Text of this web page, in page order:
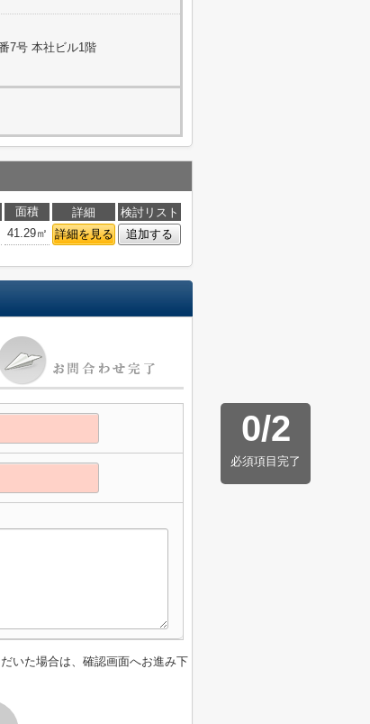
7号 本社ビル1階
面積 詳細
検討リスト
41.29㎡ 詳細を見る 追加する
0/2
必須項目完了
いた場合は、確認画面へお進み下